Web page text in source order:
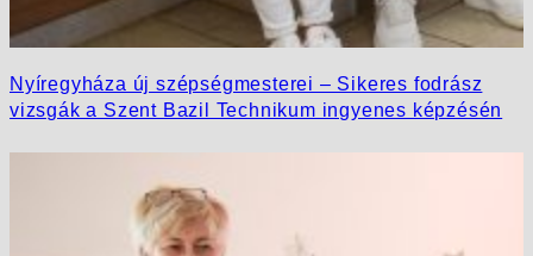
Nyíregyháza új szépségmesterei – Sikeres fodrász
vizsgák a Szent Bazil Technikum ingyenes képzésén